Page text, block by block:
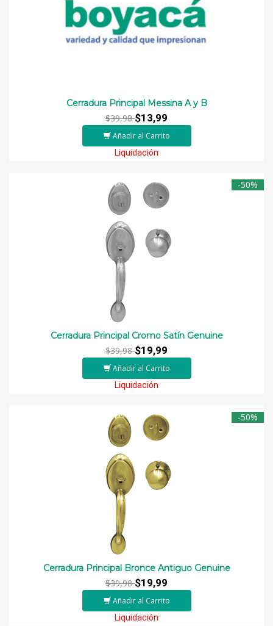
Cerradura Principal Messina A y B
$39,98$13,99
Añadir al Carrito
Liquidación
-50%
Cerradura Principal Cromo Satín Genuine
$39,98$19,99
Añadir al Carrito
Liquidación
-50%
Cerradura Principal Bronce Antiguo Genuine
$39,98$19,99
Añadir al Carrito
Liquidación